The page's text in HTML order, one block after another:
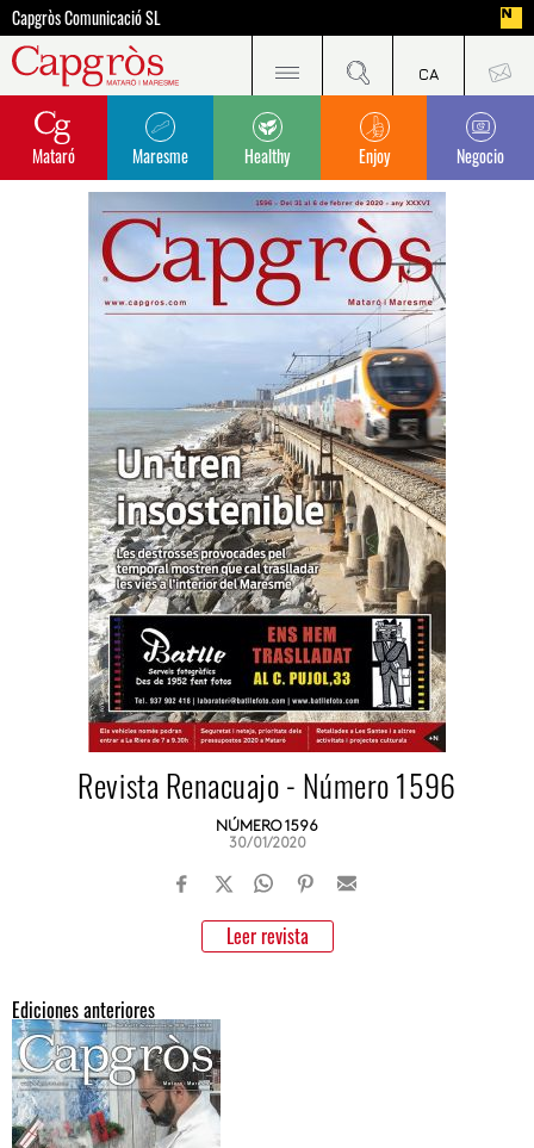
Capgròs Comunicació SL
Mataró Maresme Healthy Enjoy Negocio
Revista Renacuajo - Número 1596
NÚMERO 1596
30/01/2020
Leer revista
Ediciones anteriores